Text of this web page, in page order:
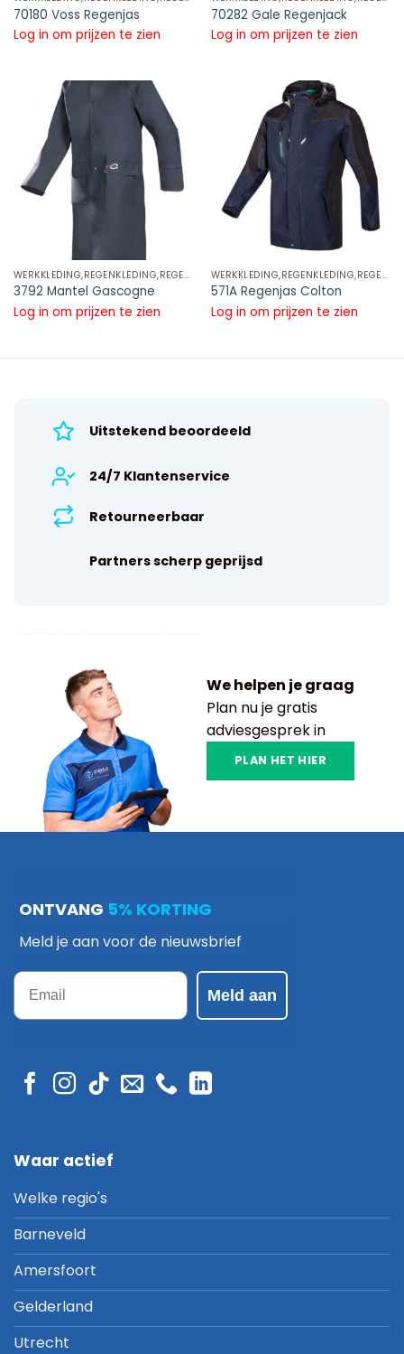
70180 Voss Regenjas
Log in om prijzen te zien
70282 Gale Regenjack
Log in om prijzen te zien
WERKKLEDING,REGENKLEDING,REGENJASSEN
3792 Mantel Gascogne
Log in om prijzen te zien
WERKKLEDING,REGENKLEDING,REGENJASSEN
571A Regenjas Colton
Log in om prijzen te zien
We helpen je graag
Plan nu je gratis
adviesgesprek in
PLAN HET HIER
Uitstekend beoordeeld
24/7 Klantenservice
Retourneerbaar
Partners scherp geprijsd
ONTVANG 5% KORTING
Meld je aan voor de nieuwsbrief
Email
Meld aan
Waar actief
Welke regio's
Barneveld
Amersfoort
Gelderland
Utrecht